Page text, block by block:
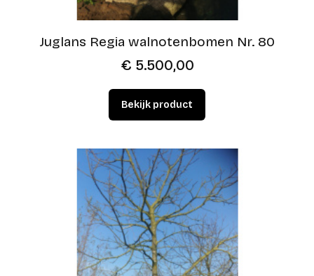
Juglans Regia walnotenbomen Nr. 80
€ 5.500,00